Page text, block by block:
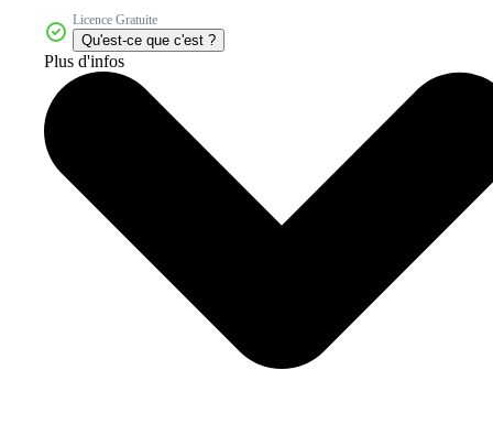
Licence Gratuite
Qu'est-ce que c'est ?
Plus d'infos